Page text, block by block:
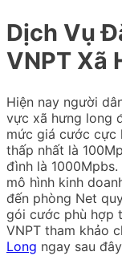
Dịch Vụ
VNPT Xã
Hiện nay người
vực xã hưng long
mức giá cước cực
thấp nhất là
đình là
mô hình kinh
đến phòng Net
gói cước phù hợp
VNPT tham khảo
Long ngay sau